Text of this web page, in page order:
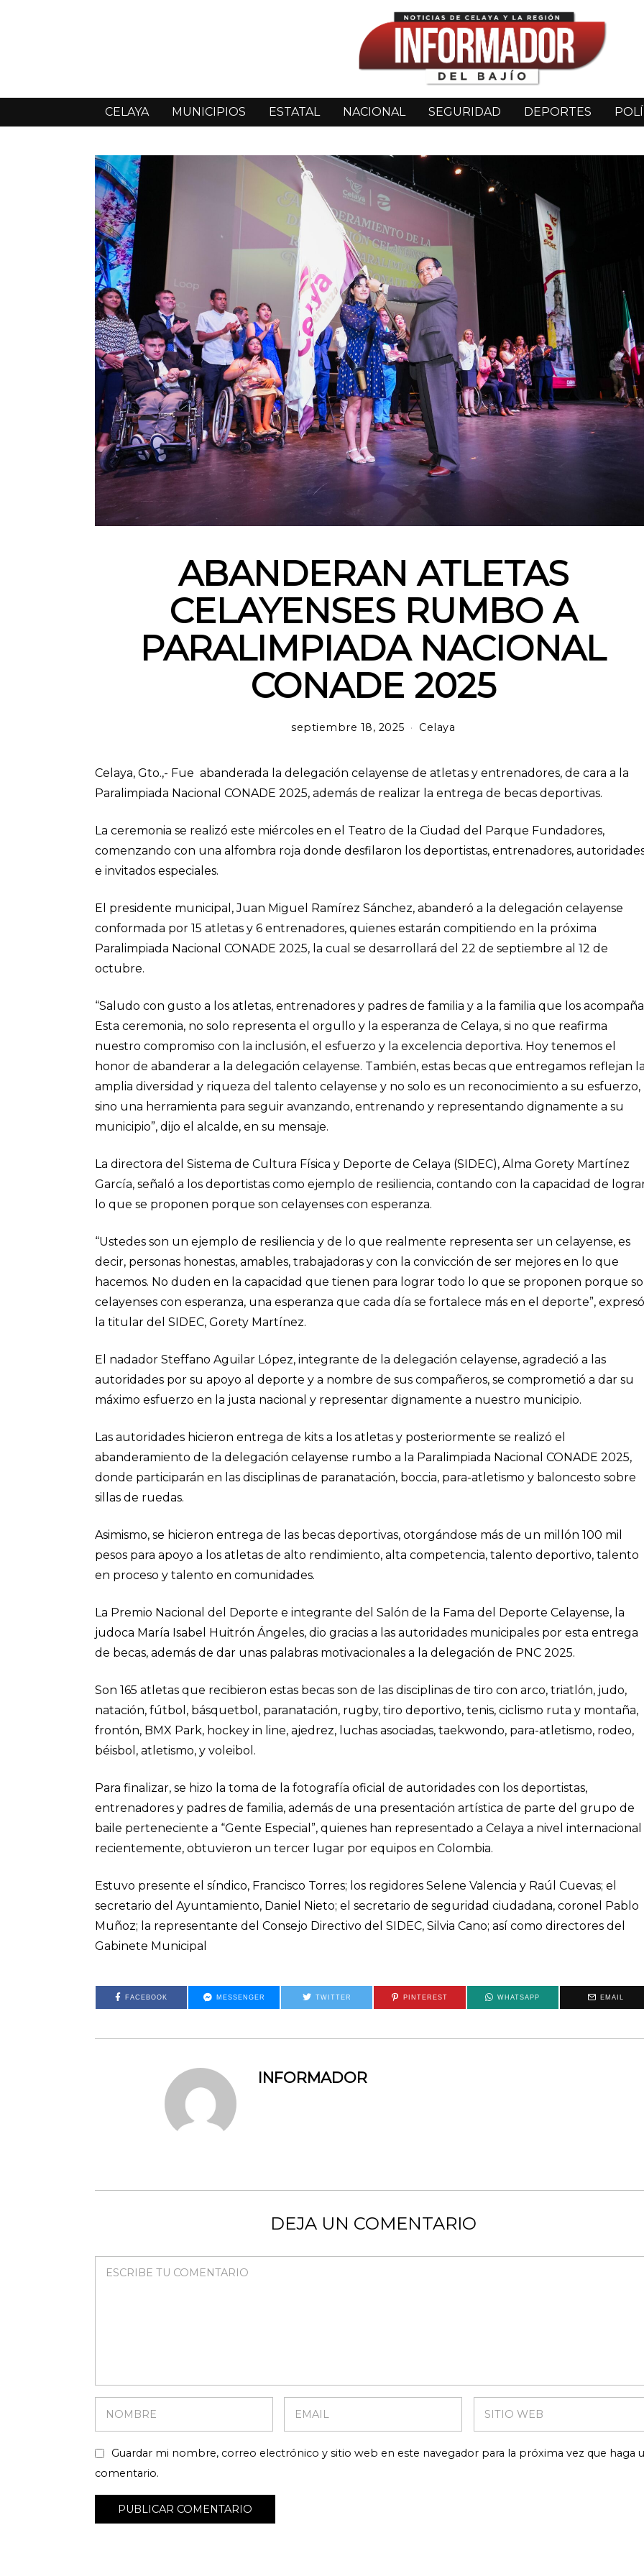
CELAYA MUNICIPIOS ESTATAL NACIONAL SEGURIDAD DEPORTES
ABANDERAN ATLETAS
CELAYENSES RUMBO A
PARALIMPIADA NACIONAL
CONADE 2025
septiembre 18, 2025
t
e
b
r
e
2
0
2
Celaya
Celaya, Gto.,- Fue abanderada la delegación celayense de atletas y entrenadores, de cara a la
Paralimpiada Nacional CONADE 2025, además de realizar la entrega de becas deportivas.
La ceremonia se realizó este miércoles en el Teatro de la Ciudad del Parque Fundadores,
comenzando con una alfombra roja donde desfilaron los deportistas, entrenadores,
e invitados especiales.
El presidente municipal, Juan Miguel Ramírez Sánchez, abanderó a la delegación celayense
conformada por 15 atletas y 6 entrenadores, quienes estarán compitiendo en la próxima
Paralimpiada Nacional CONADE 2025, la cual se desarrollará del 22 de septiembre al 12 de
octubre.
“Saludo con gusto a los atletas, entrenadores y padres de familia y a la familia que los
Esta ceremonia, no solo representa el orgullo y la esperanza de Celaya, si no que reafirma
nuestro compromiso con la inclusión, el esfuerzo y la excelencia deportiva. Hoy tenemos el
honor de abanderar a la delegación celayense. También, estas becas que entregamos reflejan
amplia diversidad y riqueza del talento celayense y no solo es un reconocimiento a su esfuerzo,
sino una herramienta para seguir avanzando, entrenando y representando dignamente a su
municipio”, dijo el alcalde, en su mensaje.
La directora del Sistema de Cultura Física y Deporte de Celaya (SIDEC), Alma Gorety Martínez
García, señaló a los deportistas como ejemplo de resiliencia, contando con la capacidad de
lo que se proponen porque son celayenses con esperanza.
“Ustedes son un ejemplo de resiliencia y de lo que realmente representa ser un celayense, es
decir, personas honestas, amables, trabajadoras y con la convicción de ser mejores en lo que
hacemos. No duden en la capacidad que tienen para lograr todo lo que se proponen porque
celayenses con esperanza, una esperanza que cada día se fortalece más en el deporte”, expresó
la titular del SIDEC, Gorety Martínez.
El nadador Steffano Aguilar López, integrante de la delegación celayense, agradeció a las
autoridades por su apoyo al deporte y a nombre de sus compañeros, se comprometió a dar su
máximo esfuerzo en la justa nacional y representar dignamente a nuestro municipio.
Las autoridades hicieron entrega de kits a los atletas y posteriormente se realizó el
abanderamiento de la delegación celayense rumbo a la Paralimpiada Nacional CONADE 2025,
donde participarán en las disciplinas de paranatación, boccia, para-atletismo y baloncesto sobre
sillas de ruedas.
Asimismo, se hicieron entrega de las becas deportivas, otorgándose más de un millón 100 mil
pesos para apoyo a los atletas de alto rendimiento, alta competencia, talento deportivo, talento
en proceso y talento en comunidades.
La Premio Nacional del Deporte e integrante del Salón de la Fama del Deporte Celayense, la
judoca María Isabel Huitrón Ángeles, dio gracias a las autoridades municipales por esta entrega
de becas, además de dar unas palabras motivacionales a la delegación de PNC 2025.
Son 165 atletas que recibieron estas becas son de las disciplinas de tiro con arco, triatlón, judo,
natación, fútbol, básquetbol, paranatación, rugby, tiro deportivo, tenis, ciclismo ruta y montaña,
frontón, BMX Park, hockey in line, ajedrez, luchas asociadas, taekwondo, para-atletismo, rodeo,
béisbol, atletismo, y voleibol.
Para finalizar, se hizo la toma de la fotografía oficial de autoridades con los deportistas,
entrenadores y padres de familia, además de una presentación artística de parte del grupo de
baile perteneciente a “Gente Especial”, quienes han representado a Celaya a nivel internacional
recientemente, obtuvieron un tercer lugar por equipos en Colombia.
Estuvo presente el síndico, Francisco Torres; los regidores Selene Valencia y Raúl Cuevas; el
secretario del Ayuntamiento, Daniel Nieto; el secretario de seguridad ciudadana, coronel Pablo
Muñoz; la representante del Consejo Directivo del SIDEC, Silvia Cano; así como directores del
Gabinete Municipal
FACEBOOK MESSENGER TWITTER PINTEREST WHATSAPP EMAIL
INFORMADOR
DEJA UN COMENTARIO
Guardar mi nombre, correo electrónico y sitio web en este navegador para la próxima vez que haga
comentario.